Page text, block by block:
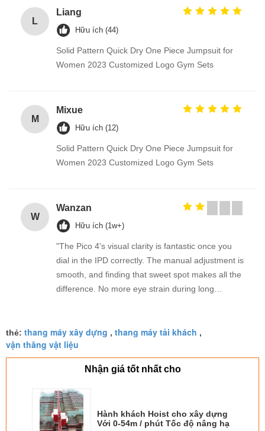
L
Liang
Hữu ích (44)
Solid Pattern Quick Dry One Piece Jumpsuit for
Women 2023 Customized Logo Gym Sets
M
Mixue
Hữu ích (12)
Solid Pattern Quick Dry One Piece Jumpsuit for
Women 2023 Customized Logo Gym Sets
W
Wanzan
Hữu ích (1w+)
"The Pico 4's visual clarity is fantastic once you
dial in the IPD correctly. The manual adjustment is
smooth, and finding that sweet spot makes all the
difference. No more eye strain during long
fantastic once you dial in the IPD correctly. The
manual adjustment is smooth, and finding that
sweet spot makes all the difference. No more eye
strain during long sessions. Highly recommend
taking the time to set it up properly!""The Pico 4's
visual clarity is fantastic once you dial in the IPD
correctly. The manual adjustment is smooth, and
thẻ: thang máy xây dựng , thang máy tải khách ,
vận thăng vật liệu
Nhận giá tốt nhất cho
Hành khách Hoist cho xây dựng
Với 0-54m / phút Tốc độ nâng hạ